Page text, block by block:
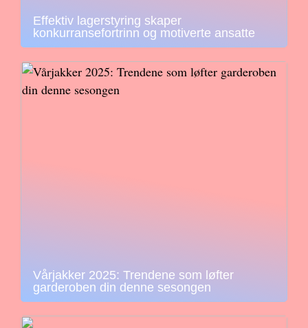
Effektiv lagerstyring skaper
konkurransefortrinn og motiverte ansatte
Vårjakker 2025: Trendene som løfter
garderoben din denne sesongen